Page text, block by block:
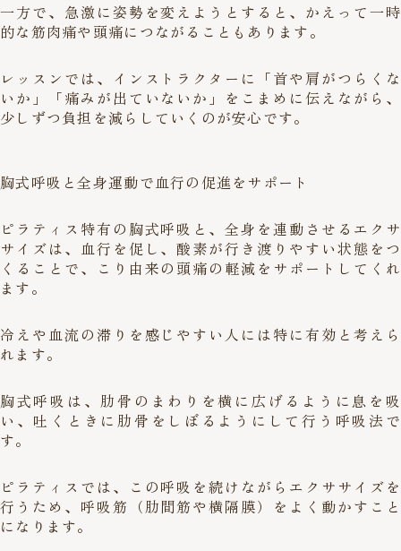
一方で、急激に姿勢を変えようとすると、かえって一時
的な筋肉痛や頭痛につながることもあります。
レッスンでは、インストラクターに「首や肩がつらくな
いか」「痛みが出ていないか」をこまめに伝えながら、
少しずつ負担を減らしていくのが安心です。
胸式呼吸と全身運動で血行の促進をサポート
ピラティス特有の胸式呼吸と、全身を連動させるエクサ
サイズは、血行を促し、酸素が行き渡りやすい状態をつ
くることで、こり由来の頭痛の軽減をサポートしてくれ
ます。
冷えや血流の滞りを感じやすい人には特に有効と考えら
れます。
胸式呼吸は、肋骨のまわりを横に広げるように息を吸
い、吐くときに肋骨をしぼるようにして行う呼吸法で
す。
ピラティスでは、この呼吸を続けながらエクササイズを
行うため、呼吸筋（肋間筋や横隔膜）をよく動かすこと
になります。